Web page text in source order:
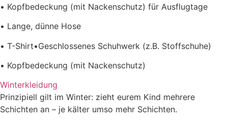
• Kopfbedeckung (mit Nackenschutz) für Ausflugtage
• Lange, dünne Hose
• T-Shirt•Geschlossenes Schuhwerk (z.B. Stoffschuhe)
• Kopfbedeckung (mit Nackenschutz)
Winterkleidung
Prinzipiell gilt im Winter: zieht eurem Kind mehrere
Schichten an – je kälter umso mehr Schichten.